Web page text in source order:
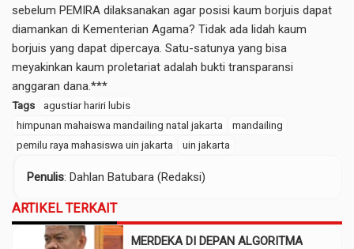
sebelum PEMIRA dilaksanakan agar posisi kaum borjuis dapat
diamankan di Kementerian Agama? Tidak ada lidah kaum
borjuis yang dapat dipercaya. Satu-satunya yang bisa
meyakinkan kaum proletariat adalah bukti transparansi
anggaran dana.***
Tags
agustiar hariri lubis
himpunan mahaiswa mandailing natal jakarta
mandailing
pemilu raya mahasiswa uin jakarta
uin jakarta
Penulis: Dahlan Batubara (Redaksi)
ARTIKEL TERKAIT
MERDEKA DI DEPAN ALGORITMA